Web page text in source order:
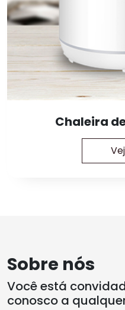
Chaleira
Sobre nós
Você está
conosco a